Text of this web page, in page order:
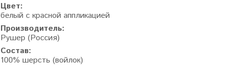
Цвет:
белый с красной аппликацией
Производитель:
Рушер (Россия)
Состав:
100% шерсть (войлок)